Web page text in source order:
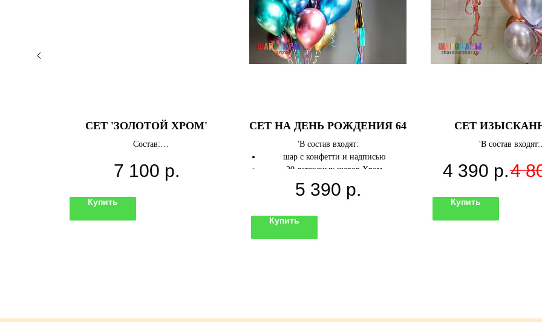
СЕТ 'ЗОЛОТОЙ ХРОМ'
Состав:
35 латексных шаров хром
Цвета можно выбрать любые.
7 100 р.
Купить
СЕТ НА ДЕНЬ РОЖДЕНИЯ 64
'В состав входят:
шар с конфетти и надписью
20 латексных шаров Хром
5 390 р.
Купить
СЕТ
'В состав входят:
- 2 звезды
- 8 латексных шаров
2 шара хром
4 390 р.4
Купить